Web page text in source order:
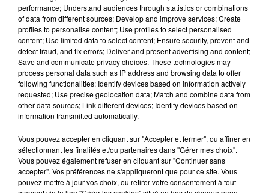
À Hoerdt, de l’eau brune sort des robinets
Depuis plusieurs jours, des habitants de Hoerdt ont vu de
l’eau brune s’écouler de leurs robinets. Face aux
performance; Understand audiences through statistics or combinations
of data from different sources; Develop and improve services; Create
profiles to personalise content; Use profiles to select personalised
content; Use limited data to select content; Ensure security, prevent and
detect fraud, and fix errors; Deliver and present advertising and content;
Save and communicate privacy choices. These technologies may
process personal data such as IP address and browsing data to offer
following functionalities: Identify devices based on information actively
requested; Use precise geolocation data; Match and combine data from
other data sources; Link different devices; Identify devices based on
information transmitted automatically.
Vous pouvez accepter en cliquant sur "Accepter et fermer", ou affiner en
sélectionnant les finalités et/ou partenaires dans "Gérer mes choix".
Vous pouvez également refuser en cliquant sur "Continuer sans
accepter". Vos préférences ne s'appliqueront que pour ce site. Vous
pouvez mettre à jour vos choix, ou retirer votre consentement à tout